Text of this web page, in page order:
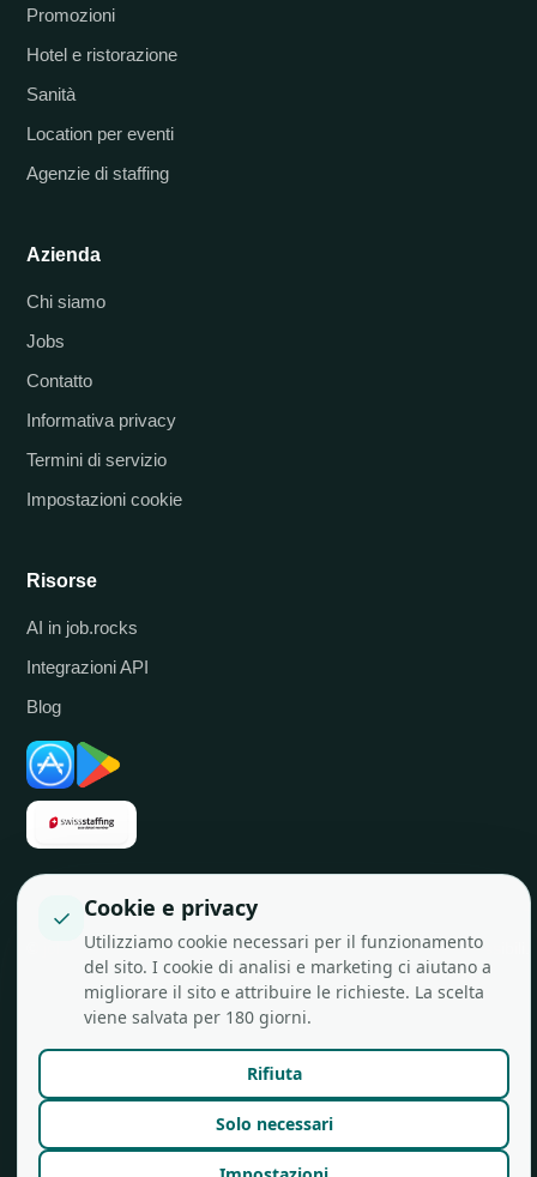
Promozioni
Hotel e ristorazione
Sanità
Location per eventi
Agenzie di staffing
Azienda
Chi siamo
Jobs
Contatto
Informativa privacy
Termini di servizio
Impostazioni cookie
Risorse
AI in job.rocks
Integrazioni API
Blog
© job.rocks AG Creato a Zurigo per team flessibili.
✓ Cookie e privacy
Utilizziamo cookie necessari per il funzionamento
del sito. I cookie di analisi e marketing ci aiutano a
migliorare il sito e attribuire le richieste. La scelta
viene salvata per 180 giorni.
Rifiuta
Solo necessari